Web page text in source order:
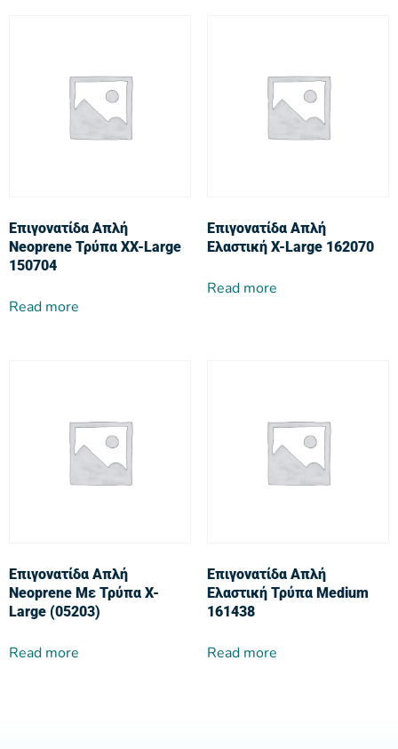
Επιγονατίδα Απλή
Neoprene Τρύπα XX-Large
150704
Read more
Επιγονατίδα Απλή
Ελαστική X-Large 162070
Read more
Επιγονατίδα Απλή
Neoprene Με Τρύπα X-
Large (05203)
Read more
Επιγονατίδα Απλή
Ελαστική Τρύπα Medium
161438
Read more